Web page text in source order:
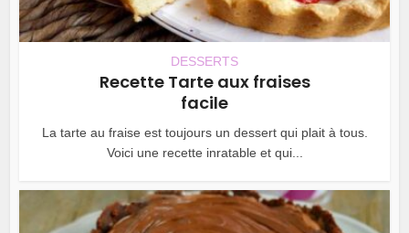
DESSERTS
Recette Tarte aux fraises
facile
La tarte au fraise est toujours un dessert qui plait à tous.
Voici une recette inratable et qui...